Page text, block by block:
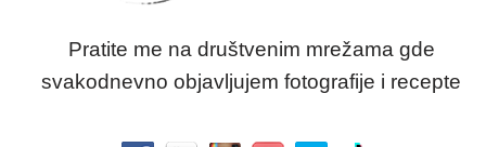
Pratite me na društvenim mrežama gde
svakodnevno objavljujem fotografije i recepte